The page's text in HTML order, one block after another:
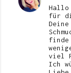
für
finde
viel
Ich